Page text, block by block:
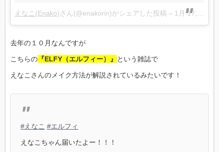
えなこ(Enako)さん(@enakorin)がシェアした投稿 – 1月 17, 2018 at 5:39午後 PST
去年の１０月なんですが
こちらの 『ELFY（エルフィー）』 という雑誌で
えなこさんのメイク方法が解説されているみたいです！
#えなこ #エルフィ
えなこちゃん届いたよー！！！